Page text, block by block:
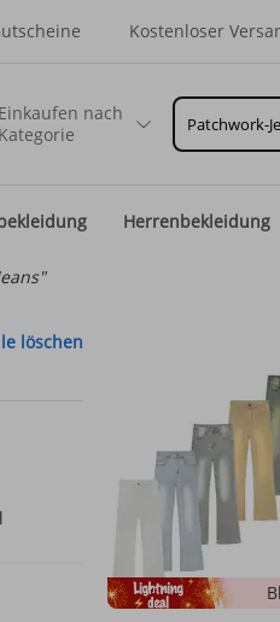
Kostenloser
Einkaufen nach
Kategorie
Herrenbekleidung
löschen